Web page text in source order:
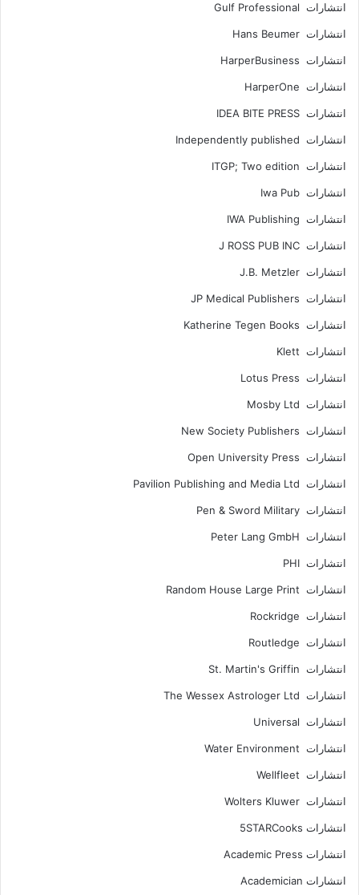
انتشارات Gulf Professional
انتشارات Hans Beumer
انتشارات HarperBusiness
انتشارات HarperOne
انتشارات IDEA BITE PRESS
انتشارات Independently published
انتشارات ITGP; Two edition
انتشارات Iwa Pub
انتشارات IWA Publishing
انتشارات J ROSS PUB INC
انتشارات J.B. Metzler
انتشارات JP Medical Publishers
انتشارات Katherine Tegen Books
انتشارات Klett
انتشارات Lotus Press
انتشارات Mosby Ltd
انتشارات New Society Publishers
انتشارات Open University Press
انتشارات Pavilion Publishing and Media Ltd
انتشارات Pen & Sword Military
انتشارات Peter Lang GmbH
انتشارات PHI
انتشارات Random House Large Print
انتشارات Rockridge
انتشارات Routledge
انتشارات St. Martin's Griffin
انتشارات The Wessex Astrologer Ltd
انتشارات Universal
انتشارات Water Environment
انتشارات Wellfleet
انتشارات Wolters Kluwer
انتشارات 5STARCooks
انتشارات Academic Press
انتشارات Academician